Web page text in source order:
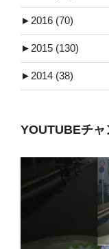
► 2016 (70)
► 2015 (130)
► 2014 (38)
YOUTUBEチャ